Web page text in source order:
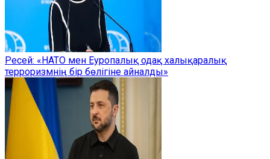
Ресей: «НАТО мен Еуропалық одақ халықаралық
терроризмнің бір бөлігіне айналды»